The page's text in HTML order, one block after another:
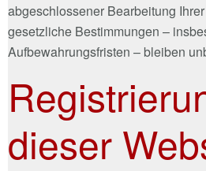
abgeschlossener Bearbeitung
gesetzliche Bestimmungen –
Aufbewahrungsfristen – bleiben
dieser